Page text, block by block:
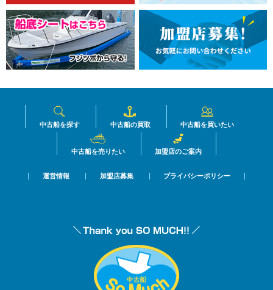
中古船を探す 中古船の買取 中古船を買いたい
中古船を売りたい 加盟店のご案内
運営情報 加盟店募集 プライバシーポリシー